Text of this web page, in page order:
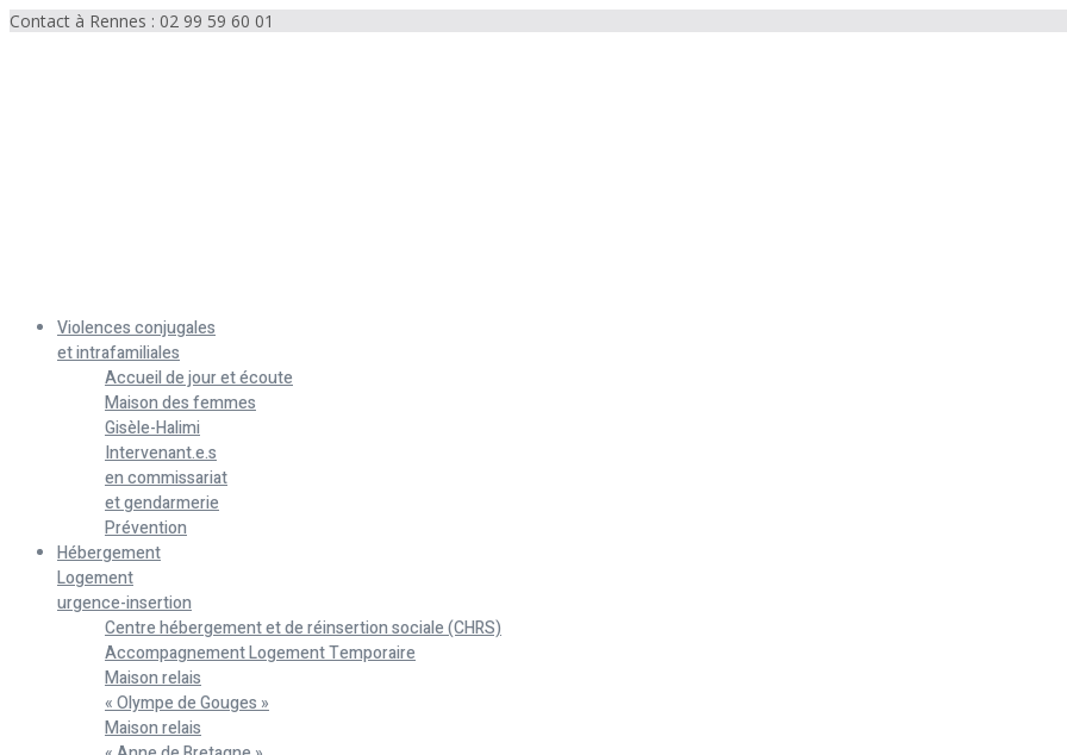
Contact à Rennes : 02 99 59 60 01
Violences conjugales
et intrafamiliales
Accueil de jour et écoute
Maison des femmes
Gisèle-Halimi
Intervenant.e.s
en commissariat
et gendarmerie
Prévention
Hébergement
Logement
urgence-insertion
Centre hébergement et de réinsertion sociale (CHRS)
Accompagnement Logement Temporaire
Maison relais
« Olympe de Gouges »
Maison relais